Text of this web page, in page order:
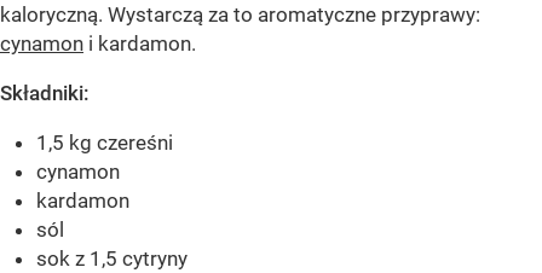
kaloryczną. Wystarczą za to aromatyczne przyprawy:
cynamon i kardamon.
Składniki:
1,5 kg czereśni
cynamon
kardamon
sól
sok z 1,5 cytryny